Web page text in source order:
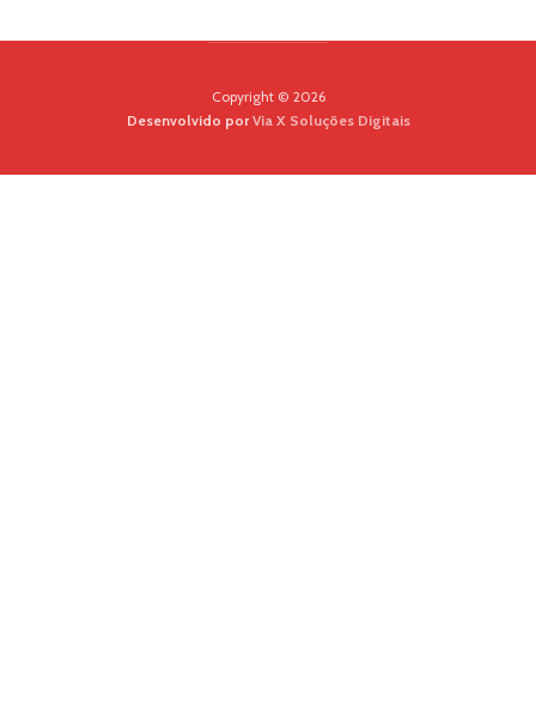
Copyright © 2026
Desenvolvido porVia X Soluções Digitais